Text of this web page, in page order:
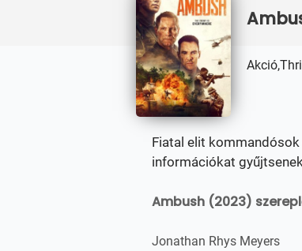
Fiatal elit
információkat
Ambush (2023)
Jonathan Rhys Meyers